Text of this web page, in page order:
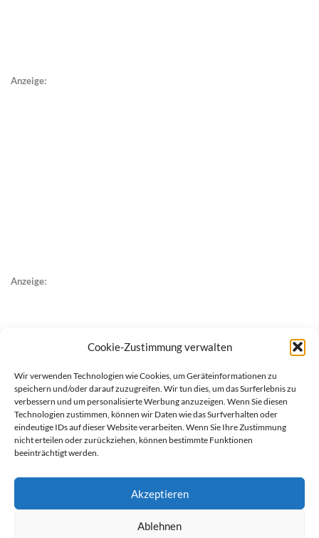
Cookie-Zustimmung verwalten
Wir verwenden Technologien wie Cookies, um Geräteinformationen zu
speichern und/oder darauf zuzugreifen. Wir tun dies, um das Surferlebnis zu
verbessern und um personalisierte Werbung anzuzeigen. Wenn Sie diesen
Technologien zustimmen, können wir Daten wie das Surfverhalten oder
eindeutige IDs auf dieser Website verarbeiten. Wenn Sie Ihre Zustimmung
nicht erteilen oder zurückziehen, können bestimmte Funktionen
beeinträchtigt werden.
Akzeptieren
Ablehnen
Anzeige:
Anzeige: